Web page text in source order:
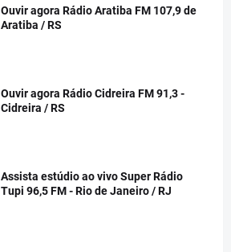
Ouvir agora Rádio Aratiba FM 107,9 de
Aratiba / RS
Ouvir agora Rádio Cidreira FM 91,3 -
Cidreira / RS
Assista estúdio ao vivo Super Rádio
Tupi 96,5 FM - Rio de Janeiro / RJ